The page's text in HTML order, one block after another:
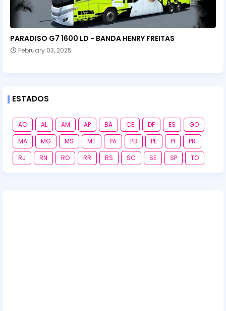
PARADISO G7 1600 LD - BANDA HENRY FREITAS
February 03, 2025
ESTADOS
AC AL AM AP BA CE DF ES
GO
MA
MG MS MT PA PB PE PI
PR
RJ
RN RO RR RS SC SE SP TO